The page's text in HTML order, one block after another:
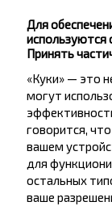
Минск
Могилёв
Орша
Могилёв
Бобруйск
Для
используются
Принять
«Куки» — это
могут
говорится,
вашем
для
остальных
ваше